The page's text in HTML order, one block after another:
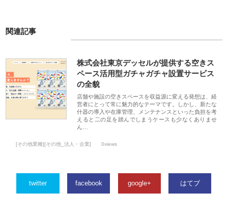
関連記事
株式会社東京デッセルが提供する空きス
ペース活用型ガチャガチャ設置サービス
の全貌
店舗や施設の空きスペースを収益源に変える発想は、経
営者にとって常に魅力的なテーマです。しかし、新たな
什器の導入や在庫管理、メンテナンスといった負担を考
えると二の足を踏んでしまうケースも少なくありませ
ん…
[その他業種][その他_法人・企業] 0views
twitter facebook google+ はてブ